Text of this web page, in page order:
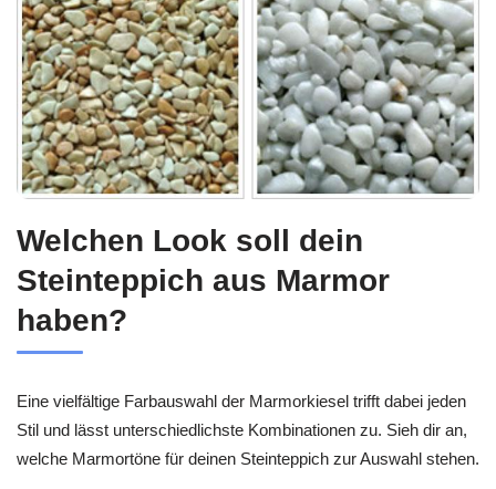
Welchen Look soll dein
Steinteppich aus Marmor
haben?
Eine vielfältige Farbauswahl der Marmorkiesel trifft dabei jeden
Stil und lässt unterschiedlichste Kombinationen zu. Sieh dir an,
welche Marmortöne für deinen Steinteppich zur Auswahl stehen.